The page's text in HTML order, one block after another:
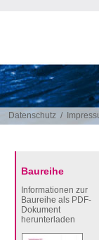
Datenschutz /
Baureihe
Informationen zur
Baureihe als PDF-
Dokument
herunterladen